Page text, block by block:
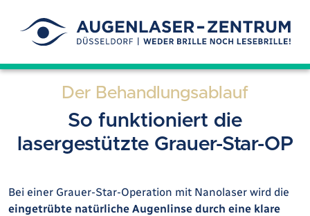
Der Behandlungsablauf
So funktioniert die
lasergestützte Grauer-Star-OP
Bei einer Grauer-Star-Operation mit Nanolaser wird die
eingetrübte natürliche Augenlinse durch eine klare